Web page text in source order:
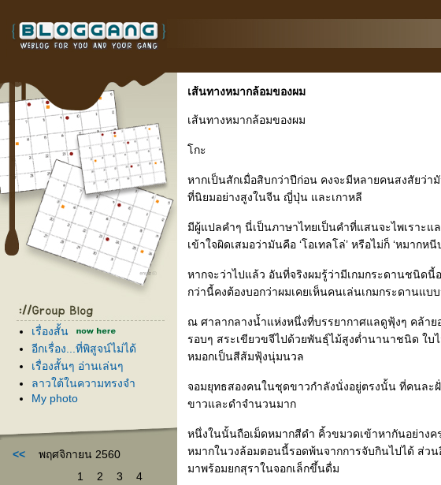
เรื่องสั้น
อีกเรื่อง...ที่พิสูจน์ไม่ได้
เรื่องสั้นๆ อ่านเล่นๆ
ลาวใต้ในความทรงจำ
My photo
<<
พฤศจิกายน 2560
1
2 3
4
เส้นทางหมากล้อมของผม
เส้นทางหมากล้อมของผม
กะ
หากเป็นสักเมื่อสิบกว่าปีก่อน คงจะมีหลายคนสงสัยว่า
ที่นิยมอย่างสูงในจีน ญี่ปุ่น และเกาหลี
มีผู้แปลคำๆ นี่เป็นภาษาไทยเป็นคำที่แสนจะไพเราะแ
เข้าใจผิดเสมอว่ามันคือ ‘โอเทลโล่’ หรือไม่ก็ ‘หมากหนี
หากจะว่าไปแล้ว อันที่จริงผมรู้ว่ามีเกมกระดานชนิดนี้
กว่านี้คงต้องบอกว่าผมเคยเห็นคนเล่นเกมกระดานแ
ณ ศาลากลางน้ำแห่งหนึ่งที่บรรยากาศแลดูฟุ้งๆ คล้าย
รอบๆ สระเขียวขจีไปด้วยพันธุ์ไม้สูงต่ำนานาชนิด ใ
หมอกเป็นสีส้มฟุ้งนุ่มนวล
จอมยุทธสองคนในชุดขาวกำลังนั่งอยู่ตรงนั้น ที่คนละ
ขาวและดำจำนวนมาก
หนึ่งในนั้นถือเม็ดหมากสีดำ คิ้วขมวดเข้าหากันอย่างค
หมากในวงล้อมตอนนี้รอดพ้นจากการจับกินไปได้ ส่ว
มาพร้อมยกสุราในจอกเล็กขึ้นดื่ม